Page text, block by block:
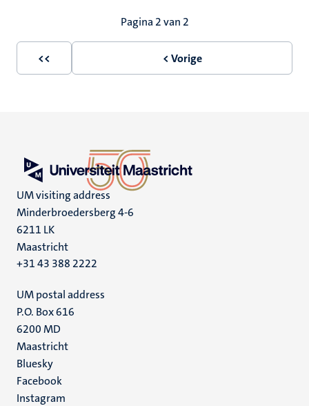
Pagina 2 van 2
Eerste
<<
Vorige
< Vorige
UM visiting address
Minderbroedersberg 4-6
6211 LK
Maastricht
+31 43 388 2222
UM postal address
P.O. Box 616
6200 MD
Maastricht
Social
media
Bluesky
Facebook
Instagram